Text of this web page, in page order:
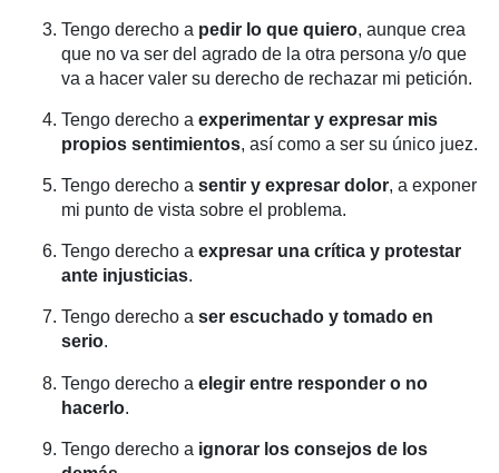
Tengo derecho a pedir lo que quiero, aunque crea
que no va ser del agrado de la otra persona y/o que
va a hacer valer su derecho de rechazar mi petición.
Tengo derecho a experimentar y expresar mis
propios sentimientos, así como a ser su único juez.
Tengo derecho a sentir y expresar dolor, a exponer
mi punto de vista sobre el problema.
Tengo derecho a expresar una crítica y protestar
ante injusticias.
Tengo derecho a ser escuchado y tomado en
serio.
Tengo derecho a elegir entre responder o no
hacerlo.
Tengo derecho a ignorar los consejos de los